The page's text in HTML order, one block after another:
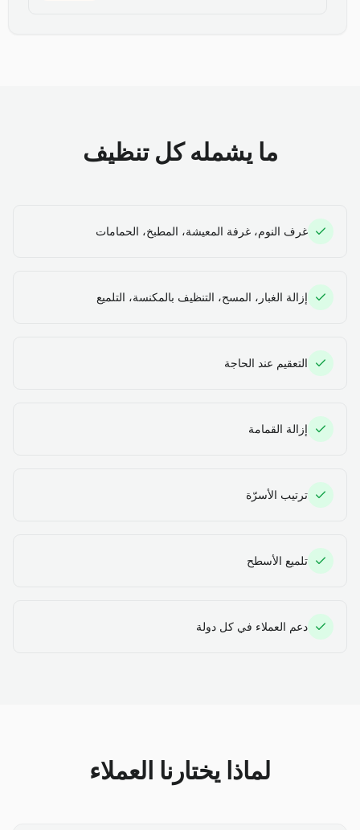
ما يشمله كل تنظيف
غرف النوم، غرفة المعيشة، المطبخ، الحمامات
إزالة الغبار، المسح، التنظيف بالمكنسة، التلميع
التعقيم عند الحاجة
إزالة القمامة
ترتيب الأسرّة
تلميع الأسطح
دعم العملاء في كل دولة
لماذا يختارنا العملاء